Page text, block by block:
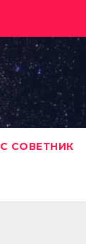
СОВЕТНИК